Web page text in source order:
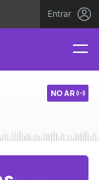
Entrar
NO AR